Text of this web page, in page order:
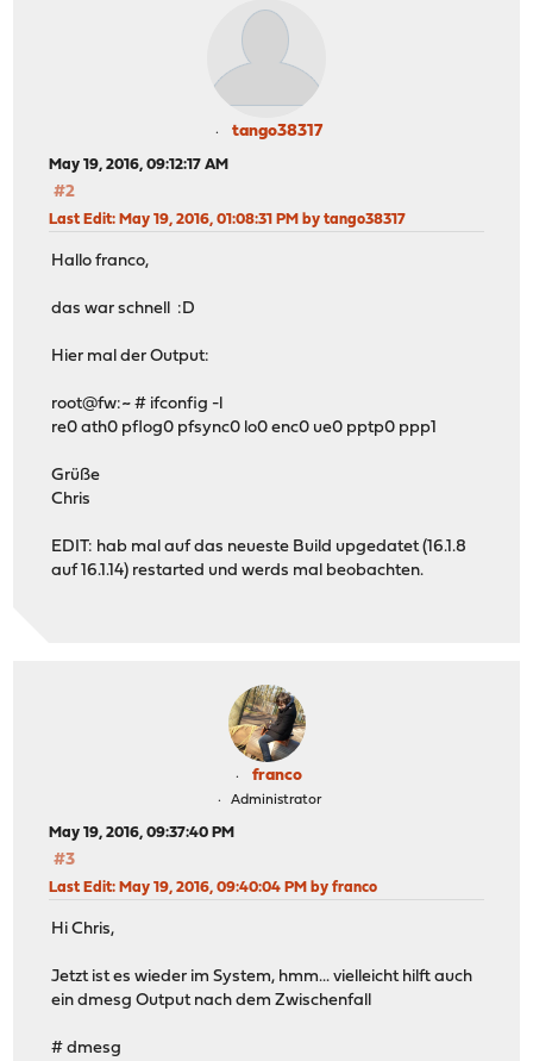
tango38317
May 19, 2016, 09:12:17 AM
#2
Last Edit: May 19, 2016, 01:08:31 PM by tango38317
Hallo franco,
das war schnell :D
Hier mal der Output:
root@fw:~ # ifconfig -l
re0 ath0 pflog0 pfsync0 lo0 enc0 ue0 pptp0 ppp1
Grüße
Chris
EDIT: hab mal auf das neueste Build upgedatet (16.1.8
auf 16.1.14) restarted und werds mal beobachten.
franco
Administrator
May 19, 2016, 09:37:40 PM
#3
Last Edit: May 19, 2016, 09:40:04 PM by franco
Hi Chris,
Jetzt ist es wieder im System, hmm... vielleicht hilft auch
ein dmesg Output nach dem Zwischenfall
# dmesg